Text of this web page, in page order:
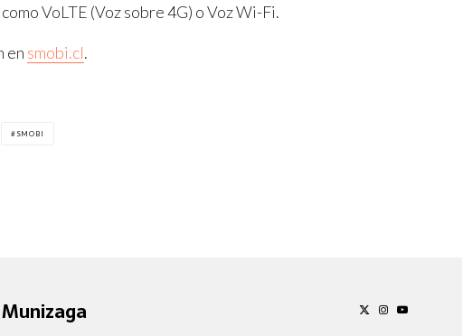
VoLTE (Voz sobre 4G) o Voz Wi-Fi.
en smobi.cl.
SMOBI